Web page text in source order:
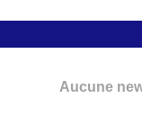
Aucune